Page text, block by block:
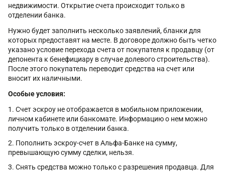
недвижимости. Открытие счета происходит только в
отделении банка.
Нужно будет заполнить несколько заявлений, бланки для
которых предоставят на месте. В договоре должно быть четко
указано условие перехода счета от покупателя к продавцу (от
депонента к бенефициару в случае долевого строительства).
После этого покупатель переводит средства на счет или
вносит их наличными.
Особые условия:
Счет эскроу не отображается в мобильном приложении,
личном кабинете или банкомате. Информацию о нем можно
получить только в отделении банка.
Пополнить эскроу-счет в Альфа-Банке на сумму,
превышающую сумму сделки, нельзя.
Снять средства можно только с разрешения продавца. Для